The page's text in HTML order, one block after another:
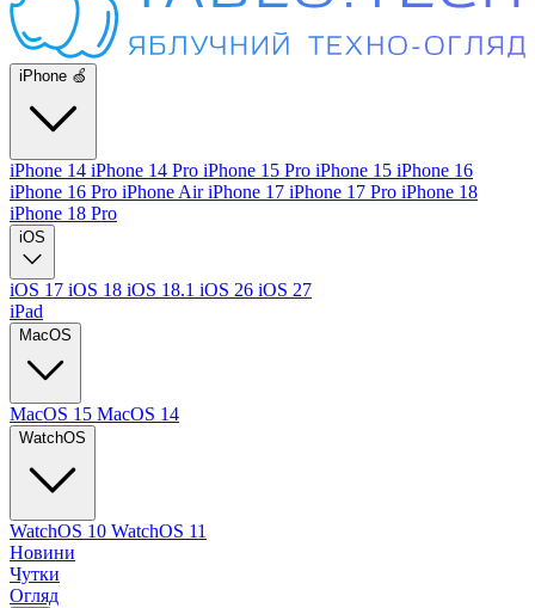
iPhone 🍏
iPhone 14 iPhone 14 Pro iPhone 15 Pro iPhone 15 iPhone 16
iPhone 16 Pro iPhone AiriPhone 17 iPhone 17 Pro iPhone 18
iPhone 18 Pro
iOS
iOS 17 iOS 18 iOS 18.1 iOS 26 iOS 27
iPad
MacOS
MacOS 15 MacOS 14
WatchOS
WatchOS 10 WatchOS 11
Новини
Чутки
Огляд